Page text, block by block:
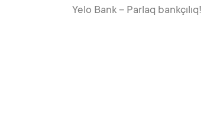
Yelo Bank – Parlaq bankçılıq!